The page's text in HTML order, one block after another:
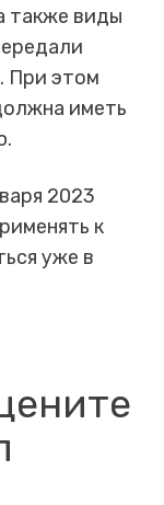
также виды
При этом
иметь
2023
к
уже в